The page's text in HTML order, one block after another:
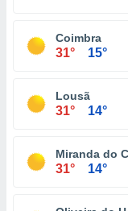
Coimbra
31° 15°
Lousã
31° 14°
Miranda do
31° 14°